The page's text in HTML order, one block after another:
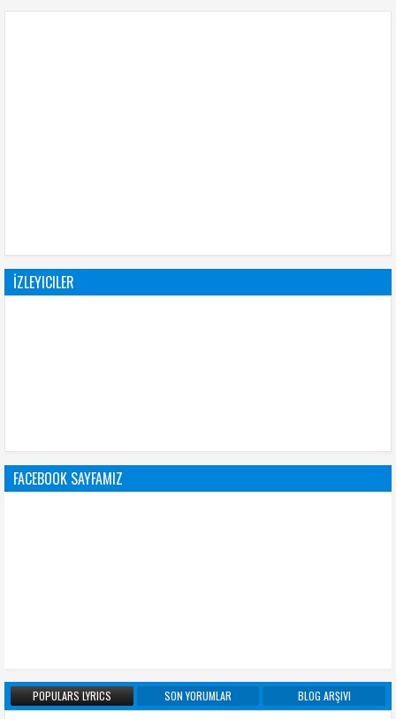
İZLEYICILER
FACEBOOK SAYFAMIZ
POPULARS LYRICS SON YORUMLAR BLOG ARŞIVI